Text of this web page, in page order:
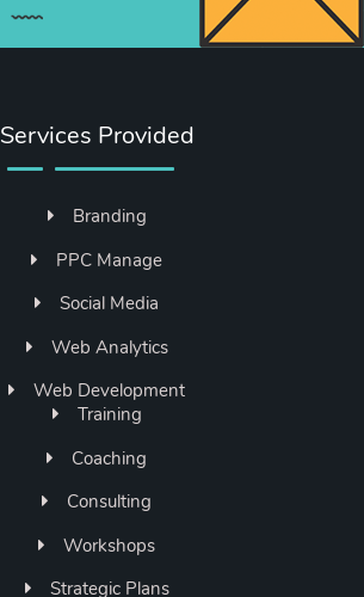
Services Provided
Branding
PPC Manage
Social Media
Web Analytics
Web Development
Training
Coaching
Consulting
Workshops
Strategic Plans